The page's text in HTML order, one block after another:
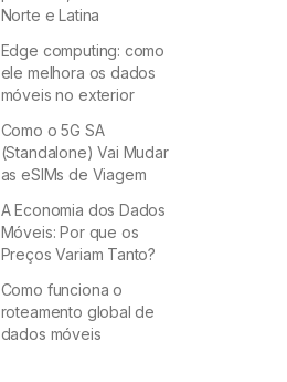
Norte e Latina
Edge computing: como
ele melhora os dados
móveis no exterior
Como o 5G SA
(Standalone) Vai Mudar
as eSIMs de Viagem
A Economia dos Dados
Móveis: Por que os
Preços Variam Tanto?
Como funciona o
roteamento global de
dados móveis